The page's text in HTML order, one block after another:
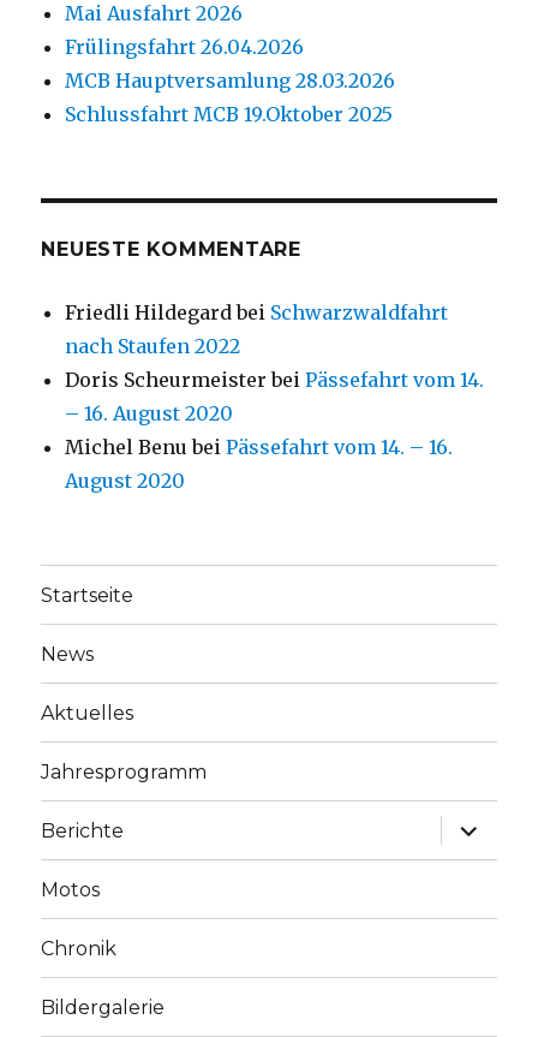
Mai Ausfahrt 2026
Frülingsfahrt 26.04.2026
MCB Hauptversamlung 28.03.2026
Schlussfahrt MCB 19.Oktober 2025
NEUESTE KOMMENTARE
Friedli Hildegardbei Schwarzwaldfahrt
nach Staufen 2022
Doris Scheurmeister beiPässefahrt vom 14.
– 16. August 2020
Michel Benu beiPässefahrt vom 14. – 16.
August 2020
Startseite
News
Aktuelles
Jahresprogramm
Berichte
Motos
Chronik
Bildergalerie